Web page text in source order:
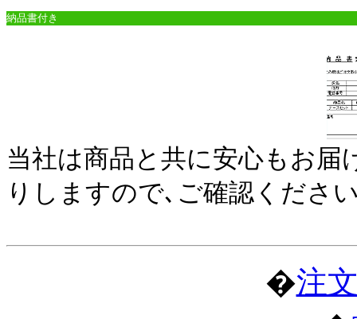
納品書付き
当社は商品と共に安心もお届
りしますので､ご確認くださ
�注